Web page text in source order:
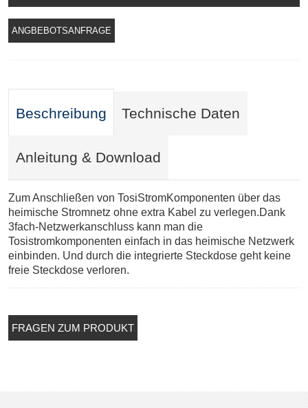
ANGBEBOTSANFRAGE
Beschreibung Technische Daten
Anleitung & Download
Zum Anschließen von TosiStromKomponenten über das
heimische Stromnetz ohne extra Kabel zu verlegen.Dank
3fach-Netzwerkanschluss kann man die
Tosistromkomponenten einfach in das heimische Netzwerk
einbinden. Und durch die integrierte Steckdose geht keine
freie Steckdose verloren.
FRAGEN ZUM PRODUKT